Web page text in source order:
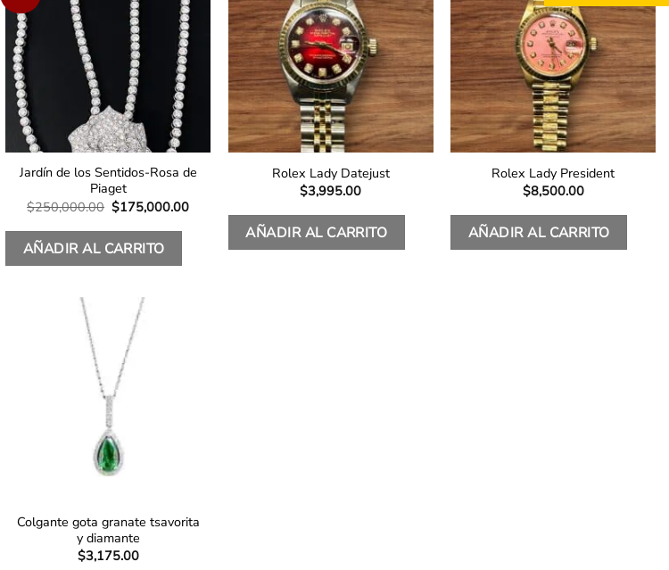
Jardín de los Sentidos-Rosa de
Piaget
$250,000.00 El
precio
original
era:
$250,000.00.
$175,000.00El
$175,000.00.
AÑADIR AL CARRITO
Rolex Lady Datejust
$3,995.00
AÑADIR AL CARRITO
Rolex Lady President
$8,500.00
AÑADIR AL CARRITO
Colgante gota granate tsavorita
y diamante
$3,175.00